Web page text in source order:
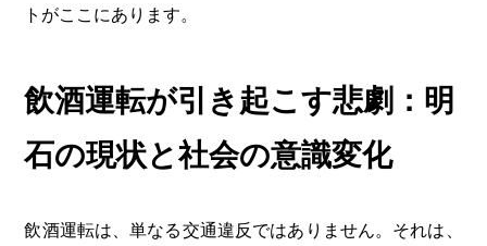
トがここにあります。
飲酒運転が引き起こす悲劇：明
石の現状と社会の意識変化
飲酒運転は、単なる交通違反ではありません。それは、